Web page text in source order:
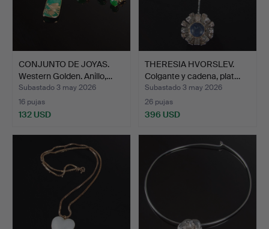
CONJUNTO DE JOYAS.
Western Golden. Anillo,…
Subastado 3 may 2026
16 pujas
132 USD
THERESIA HVORSLEV.
Colgante y cadena, plat…
Subastado 3 may 2026
26 pujas
396 USD